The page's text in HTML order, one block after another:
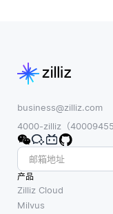
business@zilliz.com
4000-zilliz（
产品
Zilliz Cloud
Milvus